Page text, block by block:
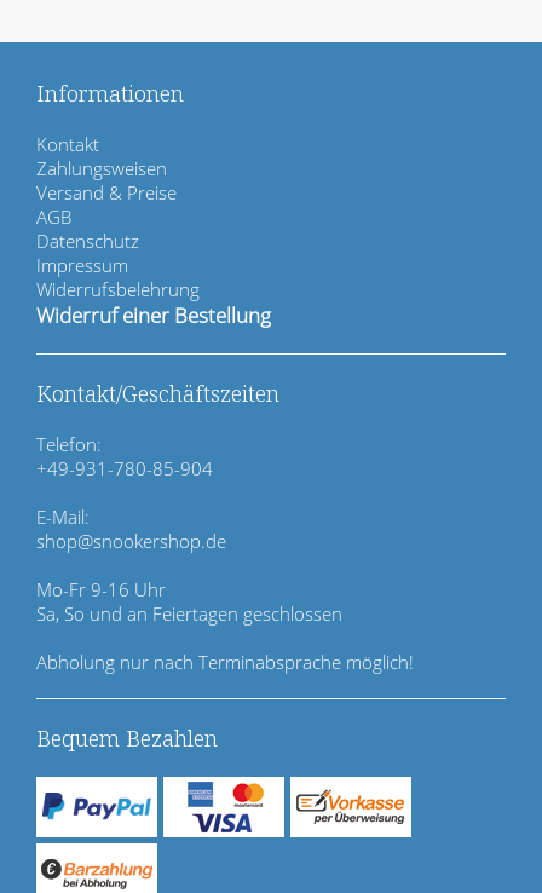
Informationen
N
a
v
i
g
a
t
i
n
ü
b
e
r
p
r
i
n
g
e
n
Kontakt
Zahlungsweisen
Versand & Preise
AGB
Datenschutz
Impressum
Widerrufsbelehrung
Widerruf einer Bestellung
Kontakt/Geschäftszeiten
Telefon:
+49-931-780-85-904
E-Mail:
shop@snookershop.de
Mo-Fr 9-16 Uhr
Sa, So und an Feiertagen geschlossen
Abholung nur nach Terminabsprache möglich!
Bequem Bezahlen